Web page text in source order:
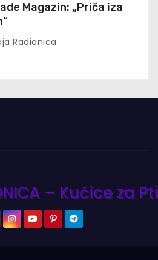
Magazin: „Priča iza
Radionica